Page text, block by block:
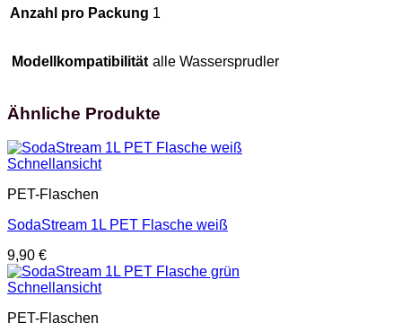
Anzahl pro Packung 1
Modellkompatibilität alle Wassersprudler
Ähnliche Produkte
Schnellansicht
PET-Flaschen
SodaStream 1L PET Flasche weiß
9,90 €
Schnellansicht
PET-Flaschen